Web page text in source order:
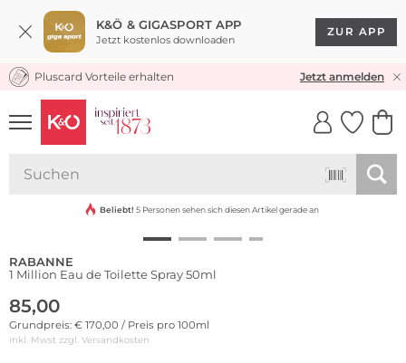
K&Ö & GIGASPORT APP
Jetzt kostenlos downloaden
ZUR APP
KOSTENLOSER VERSAND* & RÜCKVERSAND
Pluscard Vorteile erhalten Jetzt anmelden
UNSERE APP
CLICK &
Beliebt! 5 Personen sehen sich diesen Artikel gerade an
RABANNE
1 Million Eau de Toilette Spray 50ml
85,00
Grundpreis: € 170,00 / Preis pro 100ml
inkl. Mwst zzgl. Versandkosten